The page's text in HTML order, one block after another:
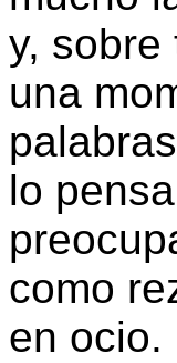
y, sobre
una
lo
como
en ocio.